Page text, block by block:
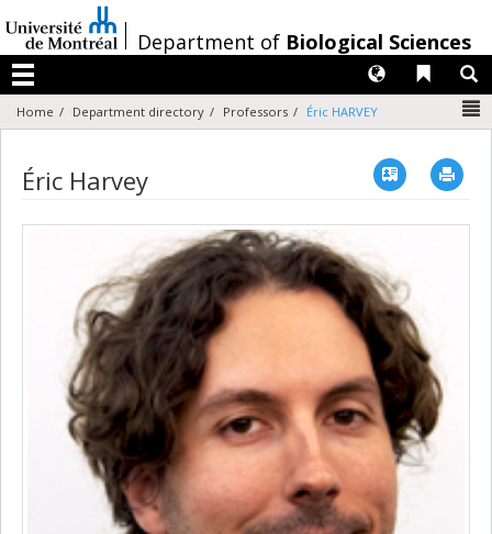
au
contenu
/Department of Biological Sciences
Menu
Liens
Langues
Home Department directory Professors Éric HARVEY
Éric Harvey Vcard